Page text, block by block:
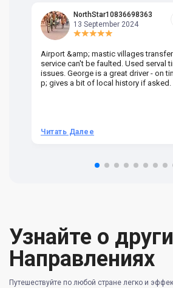
NorthStar10836698363
13 September 2024
Airport &amp; mastic villages
service can't be faulted. Used serval
issues. George is a great driver - on
p; gives a bit of local history if asked.
Читать Далее
Узнайте о
Направлениях
Путешествуйте по любой стране легко и